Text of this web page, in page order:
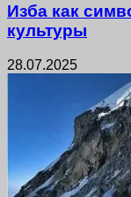
Изба как
культуры
28.07.2025